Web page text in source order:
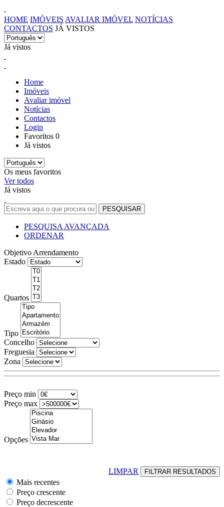
HOME IMÓVEIS AVALIAR IMÓVEL NOTÍCIAS
CONTACTOS JÁ VISTOS
Já vistos
Home
Imóveis
Avaliar imóvel
Notícias
Contactos
Login
Favoritos 0
Já vistos
Os meus favoritos
Ver todos
Já vistos
PESQUISA AVANÇADA
ORDENAR
Objetivo Arrendamento
Estado
Quartos
Tipo
Concelho
Freguesia
Zona
Preço min
Preço max
Opções
LIMPAR
Mais recentes
Preço crescente
Preço decrescente